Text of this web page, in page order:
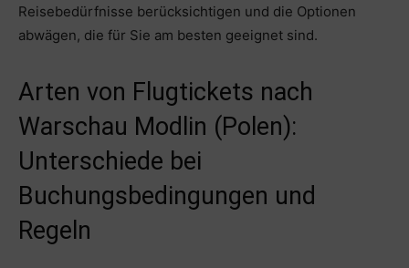
Reisebedürfnisse berücksichtigen und die Optionen
abwägen, die für Sie am besten geeignet sind.
Arten von Flugtickets nach
Warschau Modlin (Polen):
Unterschiede bei
Buchungsbedingungen und
Regeln